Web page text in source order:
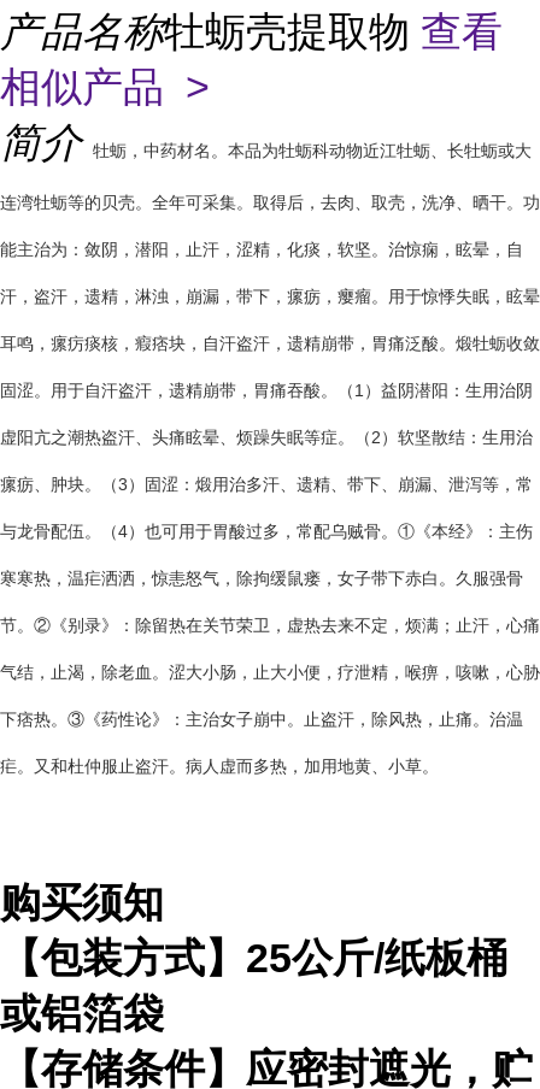
产品名称牡蛎壳提取物 查看
相似产品 >
简介 牡蛎，中药材名。本品为牡蛎科动物近江牡蛎、长牡蛎或大
连湾牡蛎等的贝壳。全年可采集。取得后，去肉、取壳，洗净、晒干。功
能主治为：敛阴，潜阳，止汗，涩精，化痰，软坚。治惊痫，眩晕，自
汗，盗汗，遗精，淋浊，崩漏，带下，瘰疬，瘿瘤。用于惊悸失眠，眩晕
耳鸣，瘰疠痰核，瘕痞块，自汗盗汗，遗精崩带，胃痛泛酸。煅牡蛎收敛
固涩。用于自汗盗汗，遗精崩带，胃痛吞酸。（1）益阴潜阳：生用治阴
虚阳亢之潮热盗汗、头痛眩晕、烦躁失眠等症。（2）软坚散结：生用治
瘰疬、肿块。（3）固涩：煅用治多汗、遗精、带下、崩漏、泄泻等，常
与龙骨配伍。（4）也可用于胃酸过多，常配乌贼骨。①《本经》：主伤
寒寒热，温疟洒洒，惊恚怒气，除拘缓鼠瘘，女子带下赤白。久服强骨
节。②《别录》：除留热在关节荣卫，虚热去来不定，烦满；止汗，心痛
气结，止渴，除老血。涩大小肠，止大小便，疗泄精，喉痹，咳嗽，心胁
下痞热。③《药性论》：主治女子崩中。止盗汗，除风热，止痛。治温
疟。又和杜仲服止盗汗。病人虚而多热，加用地黄、小草。
购买须知
【包装方式】 25公斤/纸板桶
或铝箔袋
【存储条件】应密封遮光，贮